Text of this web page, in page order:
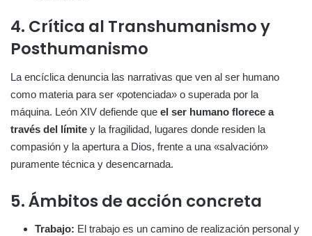
4. Crítica al Transhumanismo y
Posthumanismo
La encíclica denuncia las narrativas que ven al ser humano
como materia para ser «potenciada» o superada por la
máquina. León XIV defiende que el ser humano florece a
través del límite y la fragilidad, lugares donde residen la
compasión y la apertura a Dios, frente a una «salvación»
puramente técnica y desencarnada.
5. Ámbitos de acción concreta
Trabajo: El trabajo es un camino de realización personal y